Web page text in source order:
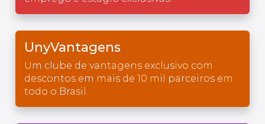
UnyVantagens
Um clube de vantagens exclusivo com
descontos em mais de 10 mil parceiros em
todo o Brasil.